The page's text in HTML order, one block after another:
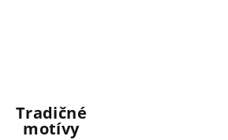
Tradičné
motívy